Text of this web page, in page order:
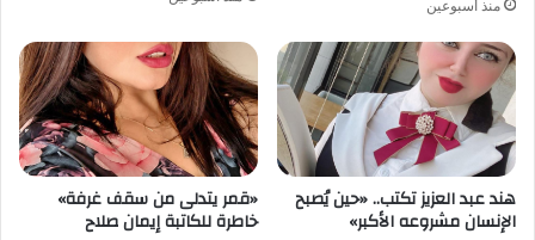
منذ أسبوعين
هند عبد العزيز تكتب.. «حين يُصبح
الإنسان مشروعه الأكبر»
«قمر يتدلى من سقف غرفة»
خاطرة للكاتبة إيمان صلاح